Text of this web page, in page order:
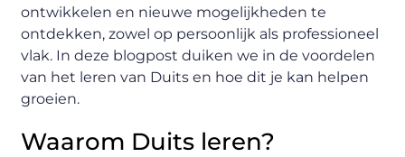
ontwikkelen en nieuwe mogelijkheden te
ontdekken, zowel op persoonlijk als professioneel
vlak. In deze blogpost duiken we in de voordelen
van het leren van Duits en hoe dit je kan helpen
groeien.
Waarom Duits leren?